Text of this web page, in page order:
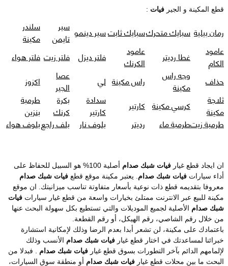
قطع المكينة و الجير فيات :
رمان بيلية سبايك متحركسبايك ثابتسير دينمو سير
تايمن
سلندر
مكينة
عامود
الكام
غطا رديتر
عامود
الكرنك
فلتر ديزل فلتر زيت فلتر هواء
حذاف
وجه راس
مكينة
راس مكينة لي
عصا
الجير
اكزوز
ثلاجة
مكينة
كرسي مكينة كارتير
سدادة
كارتير
بكرة
كرنك
طرمبة
بنزين
طرمبة زيتطرمبة ماء رديتر بلوف نار بلف راجعبلوف هواء
ان ايجاد قطع غيار فيات شبك صدام
أصلية 100% هو السبيل للحفاظ على
أداء سيارات فيات شبك صدام . يعتبر مكينة موقع قطع فيات شبك صدام
معروفا بتقديمه قطع ذات نوعية بأسعار متفاوتة تناسب ميزانيتك. ان موقع
مكينة للبيع عبر الانترنت ممتلئ بخيارات واسعة من قطع غيار سيارات فيات
شبك صدام الأصلية لجميع الموديلات والتي تستطيع بكل سهولة البحث عنها
من خلال رقم الشاصي، رقم الهيكل، أو رقم القطعة.
باعتمادك على مكينة، لن تشعر أبدا بعدم الرضا وذلك لإمكانية استشارة
خبرائنا لمساعدتك في اختار قطع غيار فيات شبك صدام الأنسب وذلك
لإلمامهم الدائم بآخر التطورات بسوق قطع غيار فيات شبك صدام . فبدلا من
البحث ما بين محلات قطع غيار فيات شبك صدام أو منطقة سوق السيارات،